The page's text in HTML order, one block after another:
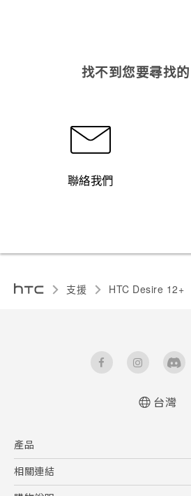
找不到您要尋找
聯絡我們
支援 HTC Desire 12+‎
User manual
台灣
產品
5G
智慧型手機
相關連結